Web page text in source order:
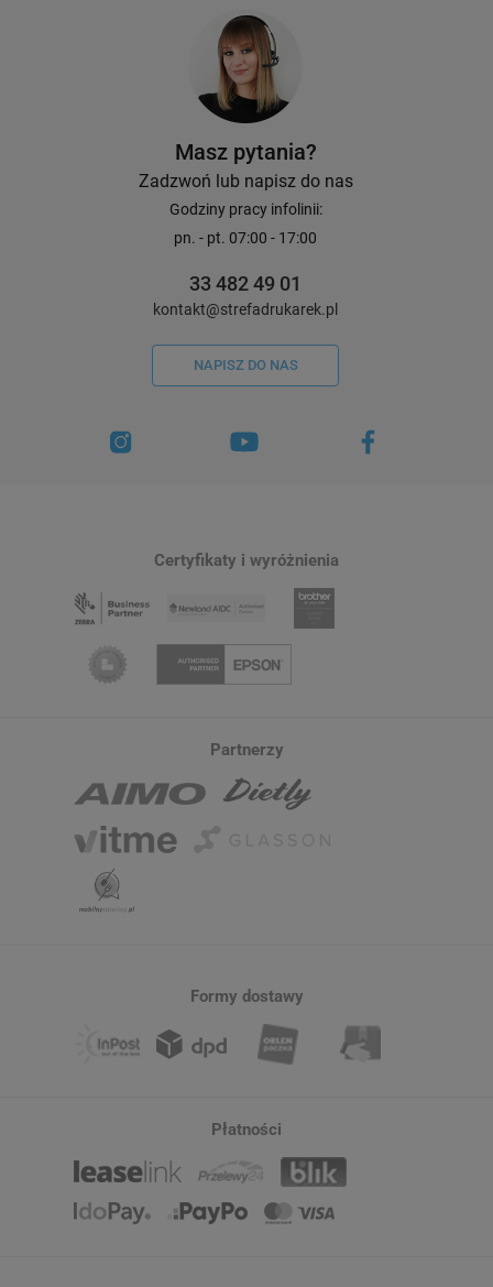
Taśma Brother TZe-241 18 mm x 8 m
/ do drukarek Brother P-touch
Masz pytania?
Zadzwoń lub napisz do nas
Godziny pracy infolinii:
pn. - pt. 07:00 - 17:00
33 482 49 01
kontakt@strefadrukarek.pl
NAPISZ DO NAS
Certyfikaty i wyróżnienia
Partnerzy
Formy dostawy
Płatności